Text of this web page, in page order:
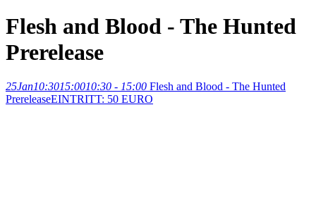
Flesh and Blood - The Hunted
Prerelease
25Jan10:3015:0010:30 - 15:00 Flesh and Blood - The Hunted
PrereleaseEINTRITT: 50 EURO